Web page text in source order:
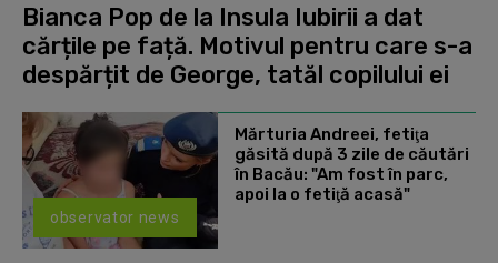
Bianca Pop de la Insula Iubirii a dat
cărțile pe față. Motivul pentru care s-a
despărțit de George, tatăl copilului ei
observator news
Mărturia Andreei, fetiţa
găsită după 3 zile de căutări
în Bacău: "Am fost în parc,
apoi la o fetiţă acasă"